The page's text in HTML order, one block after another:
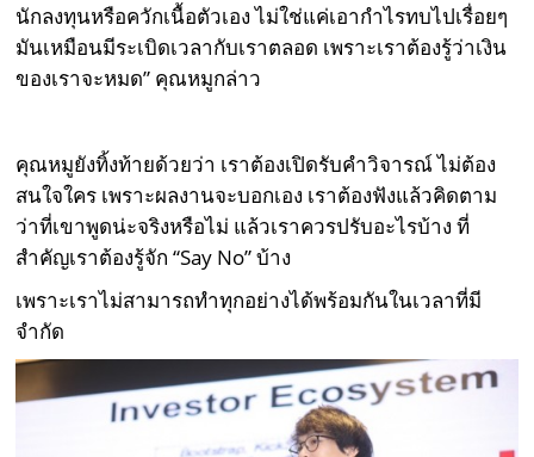
นักลงทุนหรือควักเนื้อตัวเอง ไม่ใช่แค่เอากำไรทบไปเรื่อยๆ
มันเหมือนมีระเบิดเวลากับเราตลอด เพราะเราต้องรู้ว่าเงิน
ของเราจะหมด” คุณหมูกล่าว
คุณหมูยังทิ้งท้ายด้วยว่า เราต้องเปิดรับคำวิจารณ์ ไม่ต้อง
สนใจใคร เพราะผลงานจะบอกเอง เราต้องฟังแล้วคิดตาม
ว่าที่เขาพูดน่ะจริงหรือไม่ แล้วเราควรปรับอะไรบ้าง ที่
สำคัญเราต้องรู้จัก “Say No” บ้าง
เพราะเราไม่สามารถทำทุกอย่างได้พร้อมกันในเวลาที่มี
จำกัด